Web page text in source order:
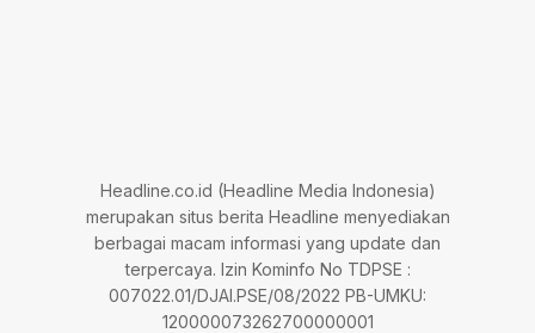
Headline.co.id (Headline Media Indonesia)
merupakan situs berita Headline menyediakan
berbagai macam informasi yang update dan
terpercaya. Izin Kominfo No TDPSE :
007022.01/DJAI.PSE/08/2022 PB-UMKU:
120000073262700000001